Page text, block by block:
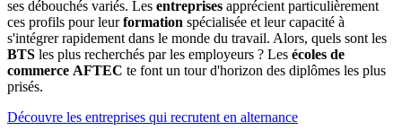
ses débouchés variés. Les entreprises apprécient particulièrement
ces profils pour leurformation spécialisée et leur capacité à
s'intégrer rapidement dans le monde du travail. Alors, quels sont les
BTS les plus recherchés par les employeurs ? Les écoles de
commerce AFTEC te font un tour d'horizon des diplômes les plus
prisés.
Découvre les entreprises qui recrutent en alternance